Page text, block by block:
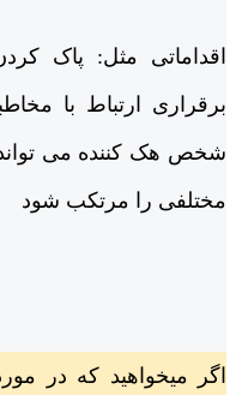
اقداماتی مثل: پاک
برقراری ارتباط با
شخص هک کننده می
مختلفی را مرتکب شود
اگر میخواهید که در